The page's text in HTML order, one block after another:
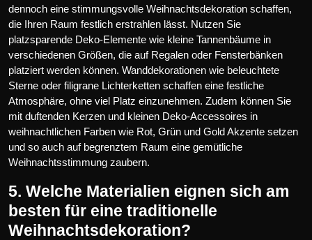
dennoch eine stimmungsvolle Weihnachtsdekoration schaffen,
die Ihren Raum festlich erstrahlen lässt. Nutzen Sie
platzsparende Deko-Elemente wie kleine Tannenbäume in
verschiedenen Größen, die auf Regalen oder Fensterbänken
platziert werden können. Wanddekorationen wie beleuchtete
Sterne oder filigrane Lichterketten schaffen eine festliche
Atmosphäre, ohne viel Platz einzunehmen. Zudem können Sie
mit duftenden Kerzen und kleinen Deko-Accessoires in
weihnachtlichen Farben wie Rot, Grün und Gold Akzente setzen
und so auch auf begrenztem Raum eine gemütliche
Weihnachtsstimmung zaubern.
5. Welche Materialien eignen sich am
besten für eine traditionelle
Weihnachtsdekoration?